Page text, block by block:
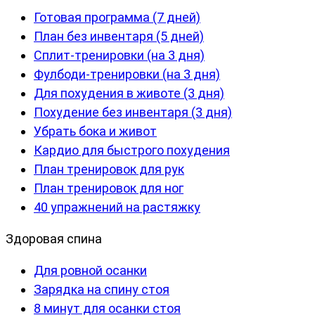
Готовая программа (7 дней)
План без инвентаря (5 дней)
Сплит-тренировки (на 3 дня)
Фулбоди-тренировки (на 3 дня)
Для похудения в животе (3 дня)
Похудение без инвентаря (3 дня)
Убрать бока и живот
Кардио для быстрого похудения
План тренировок для рук
План тренировок для ног
40 упражнений на растяжку
Здоровая спина
Для ровной осанки
Зарядка на спину стоя
8 минут для осанки стоя